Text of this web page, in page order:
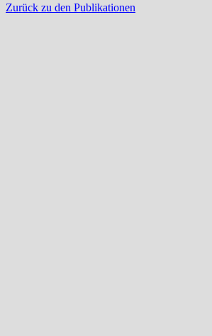
Zurück zu den Publikationen